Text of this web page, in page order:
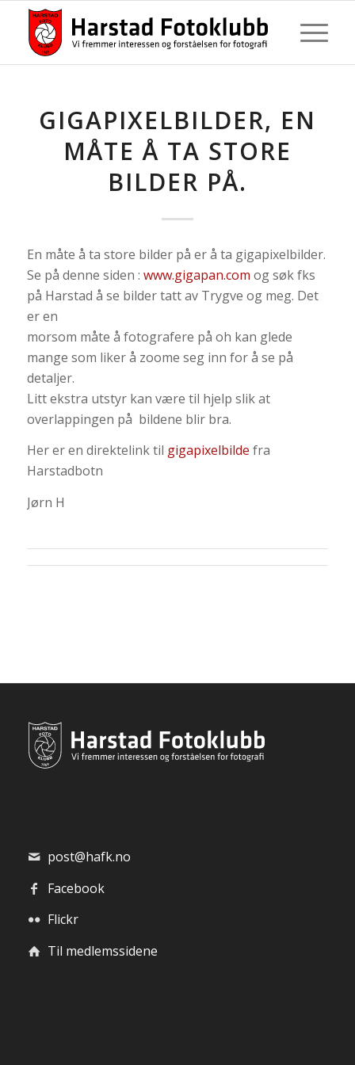
GIGAPIXELBILDER, EN
MÅTE Å TA STORE
BILDER PÅ.
En måte å ta store bilder på er å ta gigapixelbilder.
Se på denne siden : www.gigapan.com og søk fks
på Harstad å se bilder tatt av Trygve og meg. Det
er en
morsom måte å fotografere på oh kan glede
mange som liker å zoome seg inn for å se på
detaljer.
Litt ekstra utstyr kan være til hjelp slik at
overlappingen på bildene blir bra.
Her er en direktelink til gigapixelbilde fra
Harstadbotn
Jørn H
post@hafk.no
Facebook
Flickr
Til medlemssidene